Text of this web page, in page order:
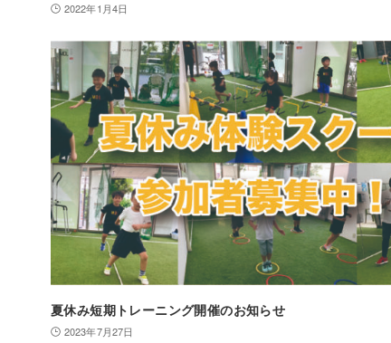
2022年1月4日
夏休み短期トレーニング開催のお知らせ
2023年7月27日